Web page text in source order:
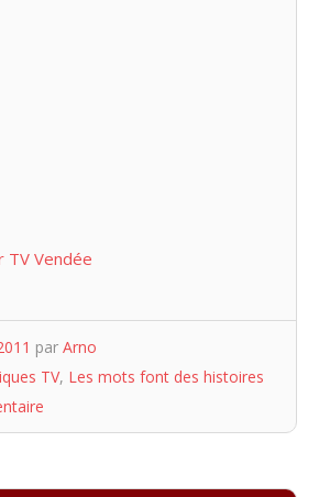
TV Vendée
par Arno
TV, Les mots font des histoires